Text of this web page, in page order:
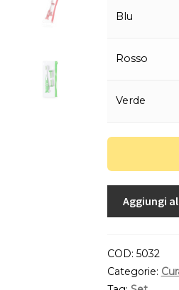
Blu
Rosso
Verde
Aggiungi
COD: 5032
Categorie: